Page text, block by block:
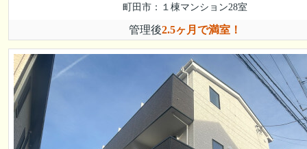
町田市：１棟マンション28室
管理後2.5ヶ月で満室！